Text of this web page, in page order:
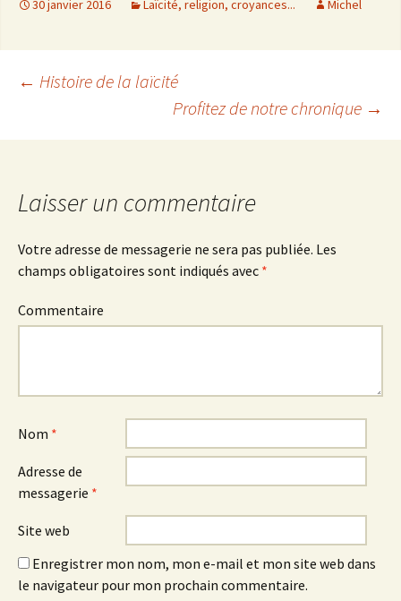
30 janvier 2016 Laïcité, religion, croyances... Michel
Navigation
des
articles
← Histoire de la laïcité
Profitez de notre chronique →
Laisser un commentaire
Votre adresse de messagerie ne sera pas publiée. Les
champs obligatoires sont indiqués avec *
Commentaire
Nom *
Adresse de
messagerie *
Site web
Enregistrer mon nom, mon e-mail et mon site web dans
le navigateur pour mon prochain commentaire.